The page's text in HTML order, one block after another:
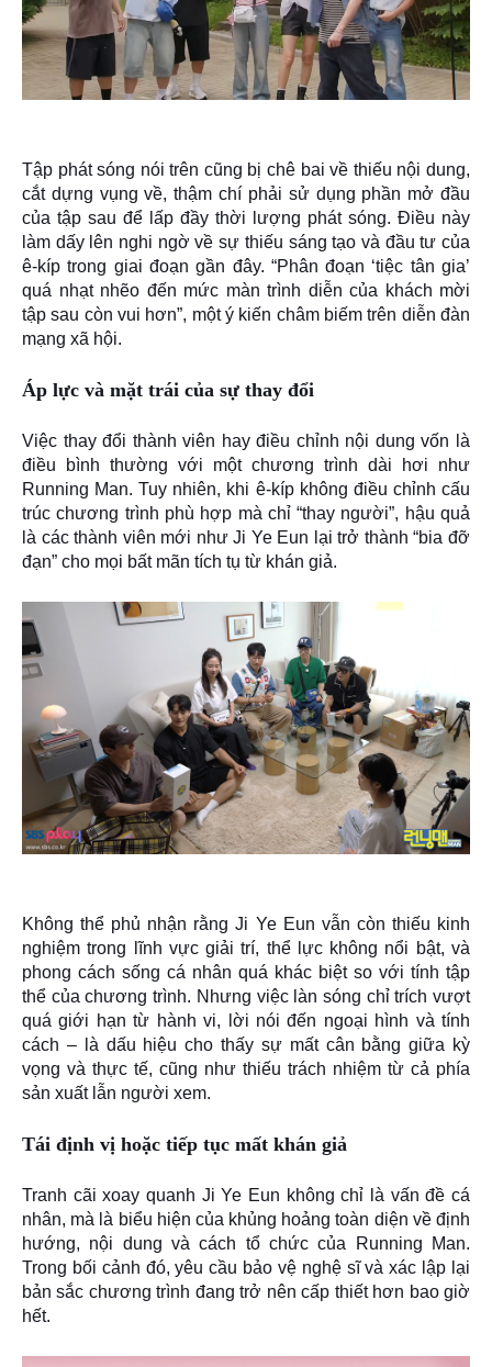
Tập phát sóng nói trên cũng bị chê bai về thiếu nội dung,
cắt dựng vụng về, thậm chí phải sử dụng phần mở đầu
của tập sau để lấp đầy thời lượng phát sóng. Điều này
làm dấy lên nghi ngờ về sự thiếu sáng tạo và đầu tư của
ê-kíp trong giai đoạn gần đây. “Phân đoạn ‘tiệc tân gia’
quá nhạt nhẽo đến mức màn trình diễn của khách mời
tập sau còn vui hơn”, một ý kiến châm biếm trên diễn đàn
mạng xã hội.
Áp lực và mặt trái của sự thay đổi
Việc thay đổi thành viên hay điều chỉnh nội dung vốn là
điều bình thường với một chương trình dài hơi như
Running Man. Tuy nhiên, khi ê-kíp không điều chỉnh cấu
trúc chương trình phù hợp mà chỉ “thay người”, hậu quả
là các thành viên mới như Ji Ye Eun lại trở thành “bia đỡ
đạn” cho mọi bất mãn tích tụ từ khán giả.
Không thể phủ nhận rằng Ji Ye Eun vẫn còn thiếu kinh
nghiệm trong lĩnh vực giải trí, thể lực không nổi bật, và
phong cách sống cá nhân quá khác biệt so với tính tập
thể của chương trình. Nhưng việc làn sóng chỉ trích vượt
quá giới hạn từ hành vi, lời nói đến ngoại hình và tính
cách – là dấu hiệu cho thấy sự mất cân bằng giữa kỳ
vọng và thực tế, cũng như thiếu trách nhiệm từ cả phía
sản xuất lẫn người xem.
Tái định vị hoặc tiếp tục mất khán giả
Tranh cãi xoay quanh Ji Ye Eun không chỉ là vấn đề cá
nhân, mà là biểu hiện của khủng hoảng toàn diện về định
hướng, nội dung và cách tổ chức của Running Man.
Trong bối cảnh đó, yêu cầu bảo vệ nghệ sĩ vàxác lập lại
bản sắc chương trình đang trở nên cấp thiết hơn bao giờ
hết.